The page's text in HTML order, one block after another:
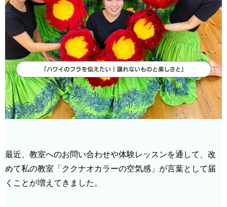
最近、教室へのお問い合わせや体験レッスンを通して、 改
めて私の教室「ククナオカラーの空気感」が言葉として届
くことが増えてきました。